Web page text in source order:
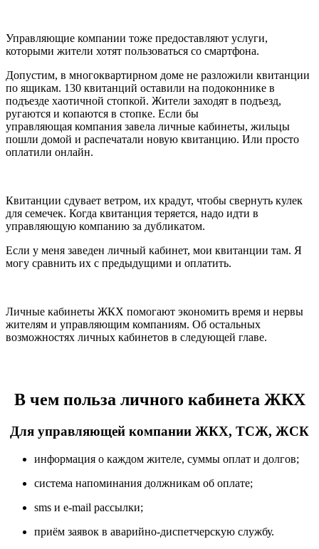
Управляющие компании тоже предоставляют услуги,
которыми жители хотят пользоваться со смартфона.
Допустим, в многоквартирном доме не разложили квитанции
по ящикам. 130 квитанций оставили на подоконнике в
подъезде хаотичной стопкой. Жители заходят в подъезд,
ругаются и копаются в стопке. Если бы
управляющая компания завела личные кабинеты, жильцы
пошли домой и распечатали новую квитанцию. Или просто
оплатили онлайн.
Квитанции сдувает ветром, их крадут, чтобы свернуть кулек
для семечек. Когда квитанция теряется, надо идти в
управляющую компанию за дубликатом.
Если у меня заведен личный кабинет, мои квитанции там. Я
могу сравнить их с предыдущими и оплатить.
Личные кабинеты ЖКХ помогают экономить время и нервы
жителям и управляющим компаниям. Об остальных
возможностях личных кабинетов в следующей главе.
В чем польза личного кабинета ЖКХ
Для управляющей компании ЖКХ, ТСЖ, ЖСК
информация о каждом жителе, суммы оплат и долгов;
система напоминания должникам об оплате;
sms и e-mail рассылки;
приём заявок в аварийно-диспетчерскую службу.